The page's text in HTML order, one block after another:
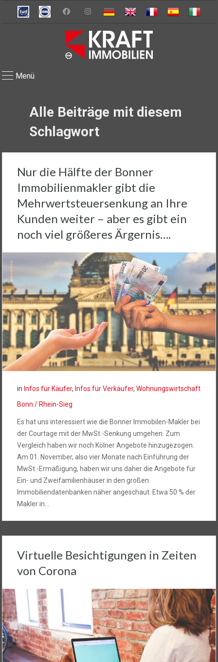
Menü
Alle Beiträge mit diesem
Schlagwort
Nur die Hälfte der Bonner
Immobilienmakler gibt die
Mehrwertsteuersenkung an Ihre
Kunden weiter – aber es gibt ein
noch viel größeres Ärgernis….
in Infos für Käufer, Infos für Verkäufer, Wohnungswirtschaft
Bonn / Rhein-Sieg
Es hat uns interessiert wie die Bonner Immobilen-Makler bei
der Courtage mit der MwSt.-Senkung umgehen. Zum
Vergleich haben wir noch Kölner Angebote hinzugezogen.
Am 01. November, also vier Monate nach Einführung der
MwSt.-Ermäßigung, haben wir uns daher die Angebote für
Ein- und Zweifamilienhäuser in den großen
Immobiliendatenbanken näher angeschaut. Etwa 50 % der
Makler in…
Virtuelle Besichtigungen in Zeiten
von Corona